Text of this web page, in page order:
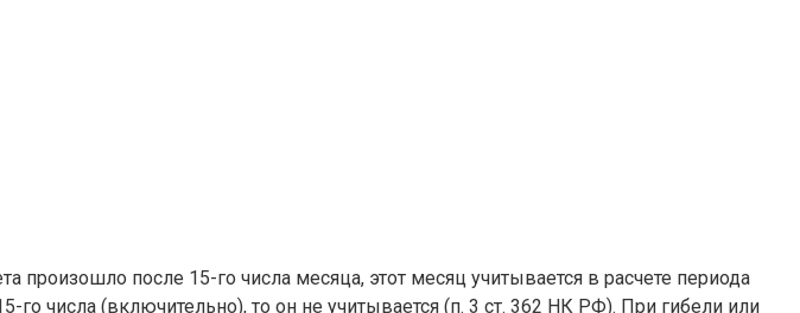
произошло после 15-го числа месяца, этот месяц учитывается в расчете периода
го числа (включительно), то он не учитывается (п. 3 ст. 362 НК РФ). При гибели или